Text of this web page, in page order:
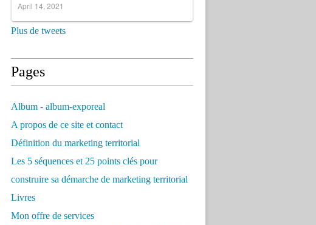
April 14, 2021
Plus de tweets
Pages
Album - album-exporeal
A propos de ce site et contact
Définition du marketing territorial
Les 5 séquences et 25 points clés pour
construire sa démarche de marketing territorial
Livres
Mon offre de services